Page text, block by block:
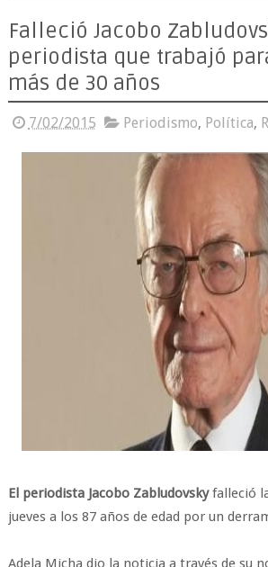
Falleció Jacobo
periodista que trabajó
más de 30 años
7/02/2015 Periodismo, Política,
El periodista Jacobo Zabludovskyfalleció
jueves a los 87 años de edad por un
Adela Micha dio la noticia a través de su